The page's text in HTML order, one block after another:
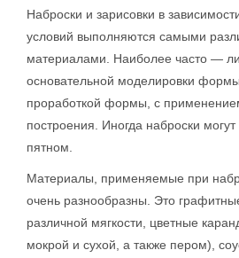
Наброски и зарисовки в
условий выполняются самыми
материалами. Наиболее часто —
основательной моделировки
проработкой формы, с
построения. Иногда наброски
пятном.
Материалы, применяемые при
очень разнообразны. Это
различной мягкости, цветные
мокрой и сухой, а также пером),